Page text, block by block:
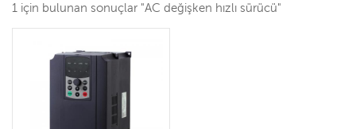
1 için bulunan sonuçlar "AC değişken hızlı sürücü"